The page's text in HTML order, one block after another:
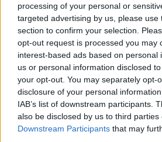
processing of your personal or
targeted advertising by us, please use
section to confirm your selection.
opt-out request is processed you may
interest-based ads based on personal
us or personal information disclosed
your opt-out. You may separately opt-
disclosure of your personal
IAB’s list of downstream participants.
also be disclosed by us to third parties
Downstream Participants that may